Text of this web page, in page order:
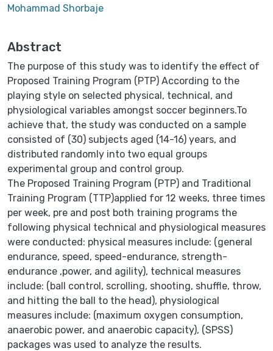
Mohammad Shorbaje
Abstract
The purpose of this study was to identify the effect of
Proposed Training Program (PTP) According to the
playing style on selected physical, technical, and
physiological variables amongst soccer beginners.To
achieve that, the study was conducted on a sample
consisted of (30) subjects aged (14-16) years, and
distributed randomly into two equal groups
experimental group and control group.
The Proposed Training Program (PTP) and Traditional
Training Program (TTP)applied for 12 weeks, three times
per week, pre and post both training programs the
following physical technical and physiological measures
were conducted: physical measures include: (general
endurance, speed, speed-endurance, strength-
endurance ,power, and agility), technical measures
include: (ball control, scrolling, shooting, shuffle, throw,
and hitting the ball to the head), physiological
measures include: (maximum oxygen consumption,
anaerobic power, and anaerobic capacity), (SPSS)
packages was used to analyze the results.